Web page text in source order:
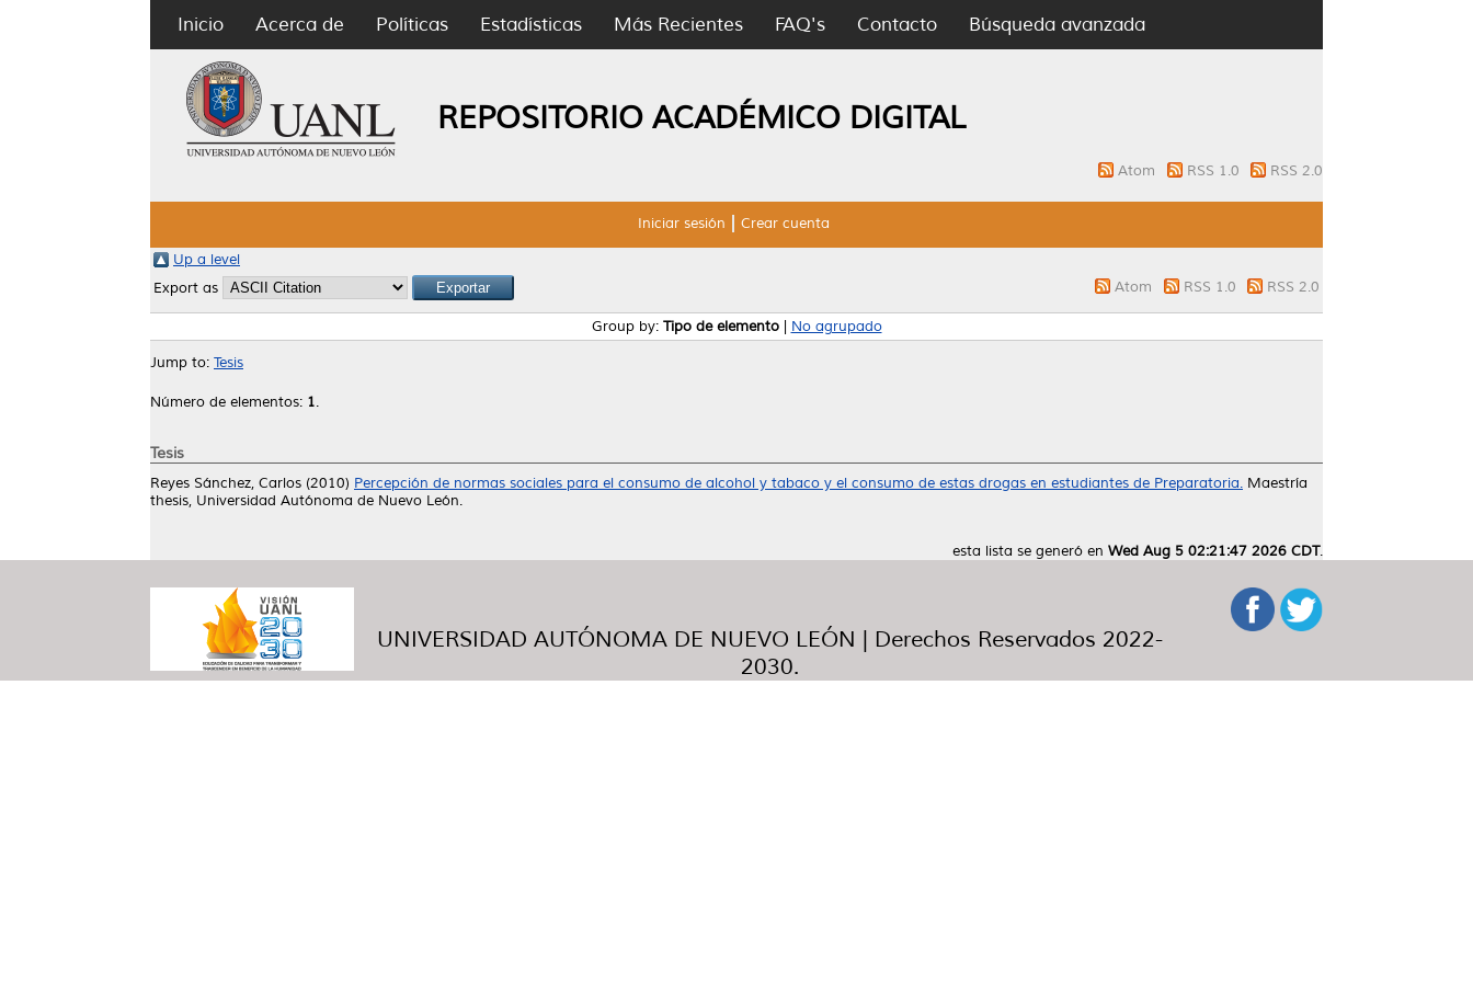
Inicio Acerca de Políticas Estadísticas Más Recientes FAQ's Contacto Búsqueda avanzada
REPOSITORIO ACADÉMICO DIGITAL
Atom RSS 1.0 RSS 2.0
Iniciar sesión Crear cuenta
Up a level
Export as
Atom RSS 1.0 RSS 2.0
Group by: Tipo de elemento| No agrupado
Jump to: Tesis
Número de elementos: 1.
Tesis
Reyes Sánchez, Carlos (2010) Percepción de normas sociales para el consumo de alcohol y tabaco y el consumo de estas drogas en estudiantes de Preparatoria. Maestría
thesis, Universidad Autónoma de Nuevo León.
esta lista se generó en Wed Aug 5 02:21:47 2026 CDT.
UNIVERSIDAD AUTÓNOMA DE NUEVO LEÓN | Derechos Reservados 2022-
2030.